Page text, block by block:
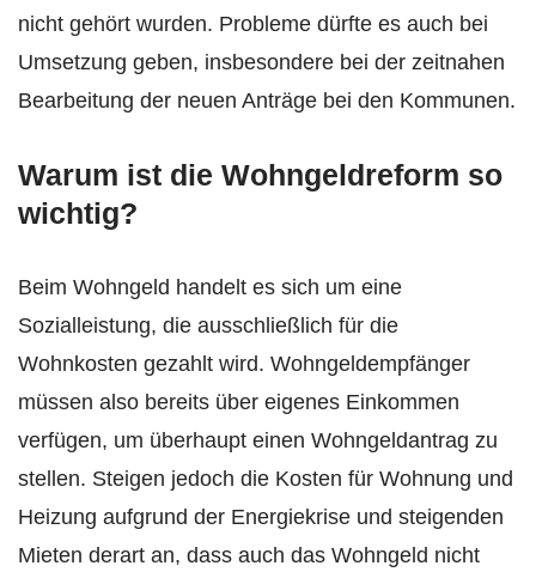
nicht gehört wurden. Probleme dürfte es auch bei
Umsetzung geben, insbesondere bei der zeitnahen
Bearbeitung der neuen Anträge bei den Kommunen.
Warum ist die Wohngeldreform so
wichtig?
Beim Wohngeld handelt es sich um eine
Sozialleistung, die ausschließlich für die
Wohnkosten gezahlt wird. Wohngeldempfänger
müssen also bereits über eigenes Einkommen
verfügen, um überhaupt einen Wohngeldantrag zu
stellen. Steigen jedoch die Kosten für Wohnung und
Heizung aufgrund der Energiekrise und steigenden
Mieten derart an, dass auch das Wohngeld nicht